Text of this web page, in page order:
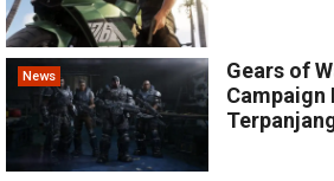
News
Gears of
Campaign